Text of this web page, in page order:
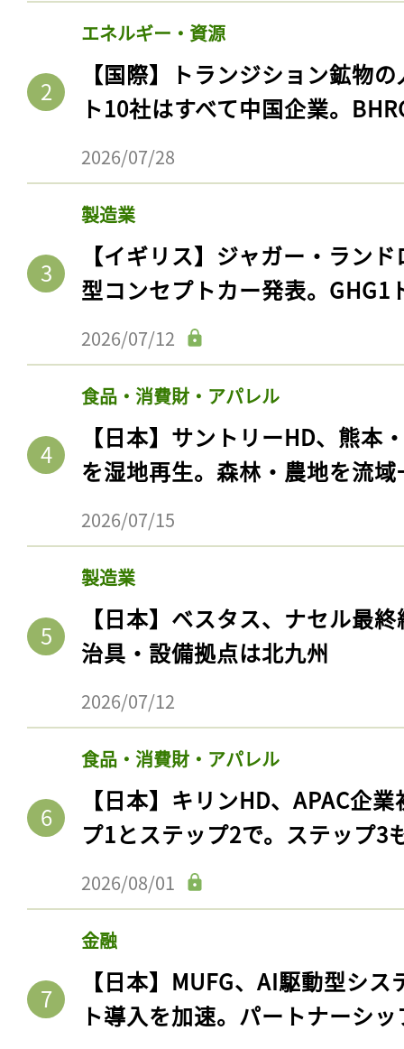
エネルギー・資源
【国際】トランジション鉱物
ト10社はすべて中国企業。
2026/07/28
製造業
【イギリス】ジャガー・ラン
型コンセプトカー発表。GHG1
2026/07/12
食品・消費財・アパレル
【日本】サントリーHD、熊本
を湿地再生。森林・農地を流
2026/07/15
製造業
【日本】ベスタス、ナセル最
治具・設備拠点は北九州
2026/07/12
食品・消費財・アパレル
【日本】キリンHD、APAC企
プ1とステップ2で。ステップ3
2026/08/01
金融
【日本】MUFG、AI駆動型シ
ト導入を加速。パートナーシ